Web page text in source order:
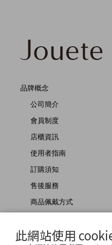
此網站使用
品牌概念
公司簡介
會員制度
店櫃資訊
使用者指南
訂購須知
售後服務
商品佩戴方式